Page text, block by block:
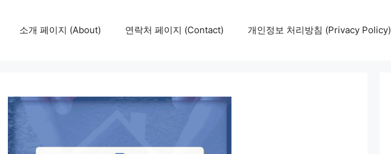
소개 페이지 (About) 연락처 페이지 (Contact) 개인정보 처리방침 (Privacy Policy)